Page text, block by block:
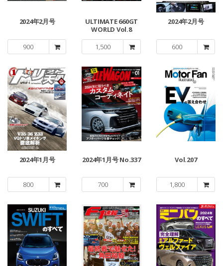
2024年2月号
900
ULTIMATE 660GT
WORLD Vol.8
1,500
2024年2月号
600
2024年1月号
800
2024年1月号 No.337
700
Vol.207
1,800